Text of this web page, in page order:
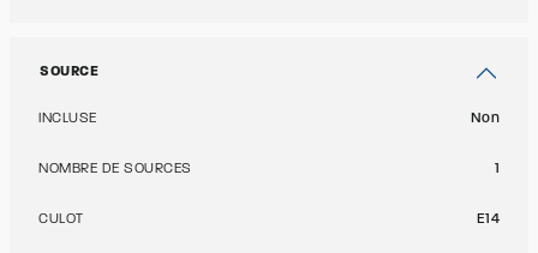
SOURCE
INCLUSE Non
NOMBRE DE SOURCES 1
CULOT E14